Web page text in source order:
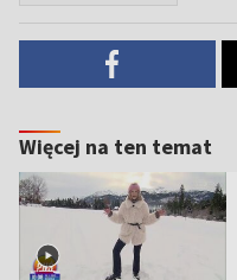
Więcej na ten temat